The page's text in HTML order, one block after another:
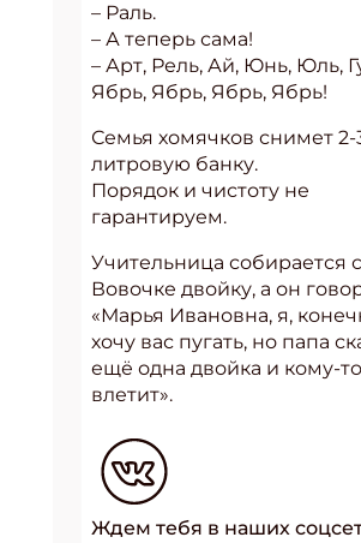
– Раль.
– А теперь сама!
– Арт, Рель, Ай, Юнь, Юль,
Ябрь, Ябрь, Ябрь, Ябрь!
Семья хомячков снимет 2-
литровую банку.
Порядок и чистоту не
гарантируем.
Учительница собирается
Вовочке двойку, а он
«Марья Ивановна, я,
хочу вас пугать, но папа
ещё одна двойка и кому-
влетит».
Ждем тебя в наших